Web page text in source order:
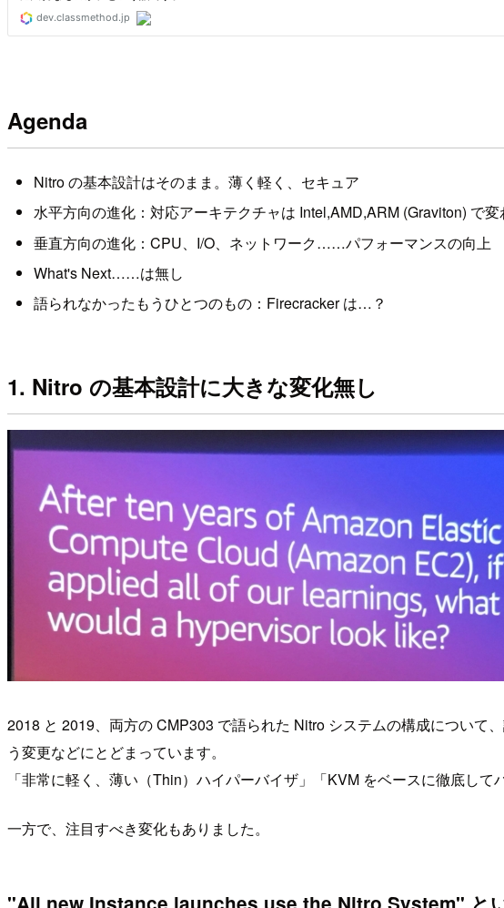
Agenda
Nitro の基本設計はそのまま。薄く軽く、セキュア
水平方向の進化：対応アーキテクチャは Intel,AMD,ARM (Graviton) で変
垂直方向の進化：CPU、I/O、ネットワーク……パフォーマンスの向上
What's Next……は無し
語られなかったもうひとつのもの：Firecracker は…？
1. Nitro の基本設計に大きな変化無し
2018 と 2019、両方の CMP303 で語られた Nitro システムの構成につい
う変更などにとどまっています。
「非常に軽く、薄い（Thin）ハイパーバイザ」「KVM をベースに徹底し
一方で、注目すべき変化もありました。